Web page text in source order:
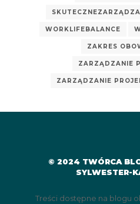
WORKLIFEBALANCE
ZAKRES
ZARZĄDZANIE
ZARZĄDZANIE
© 2024 TWÓRCA
SYLWESTER-
Treści dostępne na blogu